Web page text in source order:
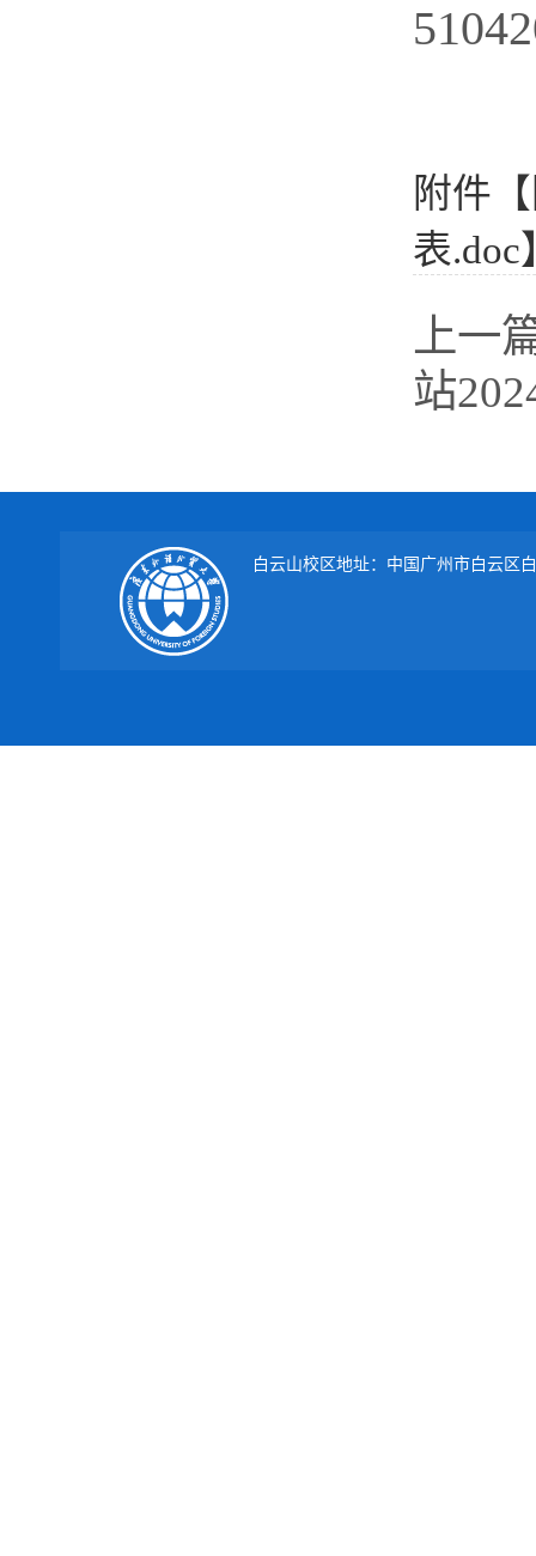
附件【
表.doc
上一
站
白云山校区地址：中国广州市白云区